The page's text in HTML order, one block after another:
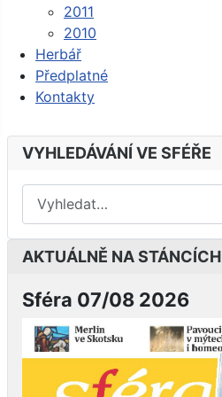
2011
2010
Herbář
Předplatné
Kontakty
VYHLEDÁVÁNÍ VE SFÉŘE
AKTUÁLNĚ NA STÁNCÍCH
Sféra 07/08 2026